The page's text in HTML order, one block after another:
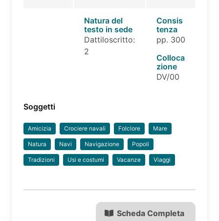
Natura del
testo in sede
Dattiloscritto:
2
Consis
tenza
pp. 300
Colloca
zione
DV/00
Soggetti
Amicizia Crociere navali Folclore Mare
Natura Navi Navigazione Popoli
Tradizioni Usi e costumi Vacanze Viaggi
Scheda Completa